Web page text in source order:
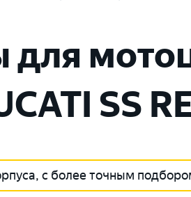
SS
с более точным